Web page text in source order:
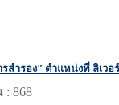
สำรอง" ตำแหน่งที่ ลิเวอ
: 868